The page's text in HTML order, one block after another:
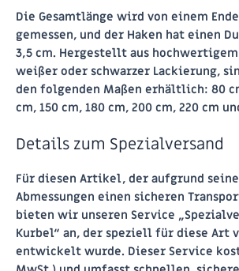
Die Gesamtlänge wird von einem
gemessen, und der Haken hat einen
3,5 cm. Hergestellt aus
weißer oder schwarzer Lackierung,
den folgenden Maßen erhältlich: 80
cm, 150 cm, 180 cm, 200 cm, 220 cm
Details zum Spezialversand
Für diesen Artikel, der aufgrund
Abmessungen einen sicheren
bieten wir unseren Service „
Kurbel“ an, der speziell für diese Art
entwickelt wurde. Dieser Service